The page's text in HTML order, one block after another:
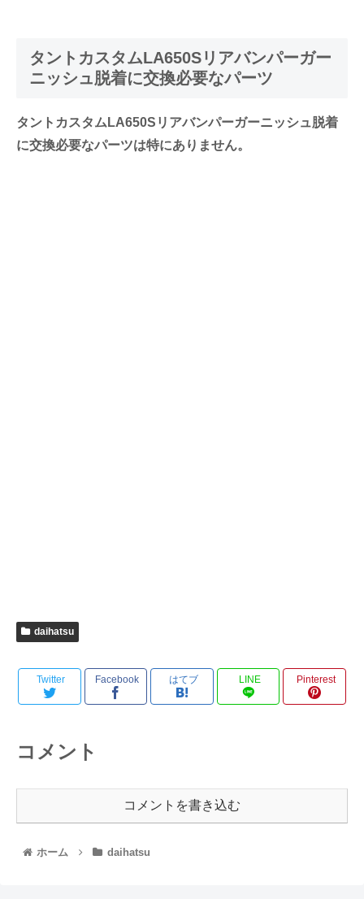
タントカスタムLA650Sリアバンパーガー
ニッシュ脱着に交換必要なパーツ
タントカスタムLA650Sリアバンパーガーニッシュ脱着
に交換必要なパーツは特にありません。
daihatsu
Twitter Facebook はてブ LINE Pinterest
コメント
コメントを書き込む
ホーム daihatsu